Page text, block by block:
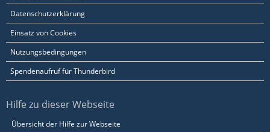
Datenschutzerklärung
Einsatz von Cookies
Nutzungsbedingungen
Spendenaufruf für Thunderbird
Hilfe zu dieser Webseite
Übersicht der Hilfe zur Webseite